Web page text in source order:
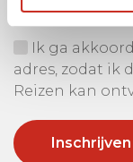
Ik ga
adres, zodat ik
Reizen kan